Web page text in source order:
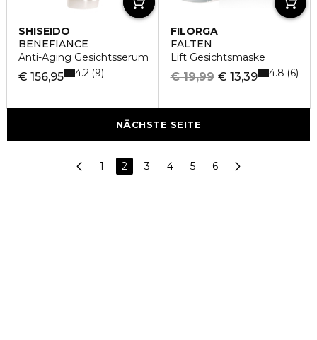
SHISEIDO
BENEFIANCE
Anti-Aging Gesichtsserum
€ 156,95 4.2 9
FILORGA
FALTEN
Lift Gesichtsmaske
€ 13,39
€ 19,99 4.8 6
NÄCHSTE SEITE
1 2 3 4 5 6